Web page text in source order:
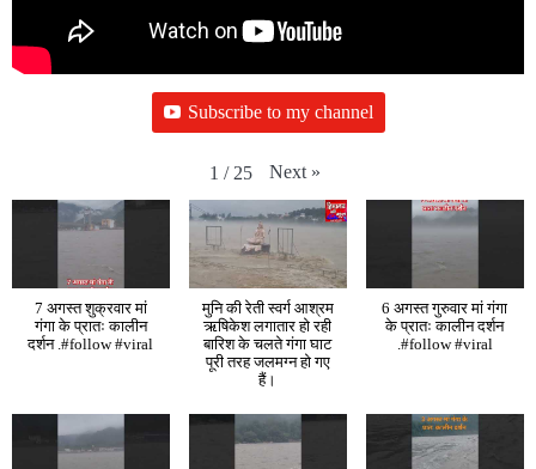
Subscribe to my channel
1 / 25 Next »
7 अगस्त शुक्रवार मां
गंगा के प्रातः कालीन
दर्शन .#follow #viral
मुनि की रेती स्वर्ग आश्रम
ऋषिकेश लगातार हो रही
बारिश के चलते गंगा घाट
पूरी तरह जलमग्न हो गए
हैं।
6 अगस्त गुरुवार मां गंगा
के प्रातः कालीन दर्शन
.#follow #viral